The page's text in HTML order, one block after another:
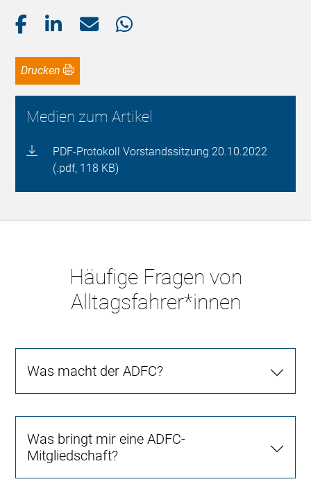
Drucken
Medien zum Artikel
PDF-Protokoll Vorstandssitzung 20.10.2022
(.pdf, 118 KB)
Häufige Fragen von
Alltagsfahrer*innen
Was macht der ADFC?
Was bringt mir eine ADFC-
Mitgliedschaft?